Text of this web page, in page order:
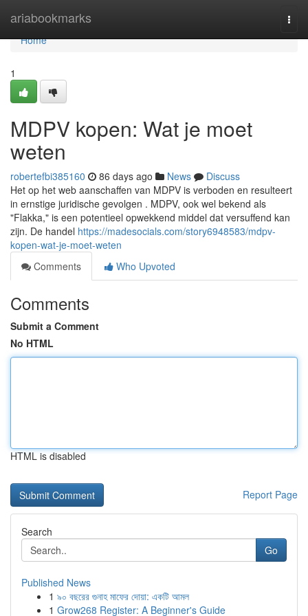
ariabookmarks
Home
Home
1
MDPV kopen: Wat je moet
weten
robertefbi385160 86 days ago News
Discuss
Het op het web aanschaffen van MDPV is verboden en resulteert
in ernstige juridische gevolgen . MDPV, ook wel bekend als
"Flakka," is een potentieel opwekkend middel dat versuffend kan
zijn. De handel https://madesocials.com/story6948583/mdpv-
kopen-wat-je-moet-weten
Comments
Who Upvoted
Comments
Submit a Comment
No HTML
HTML is disabled
Report Page
Search
Go
Published News
1 ৯০ বছরের গুনাহ মাফের দোয়া: একটি আমল
1 Grow268 Register: A Beginner's Guide